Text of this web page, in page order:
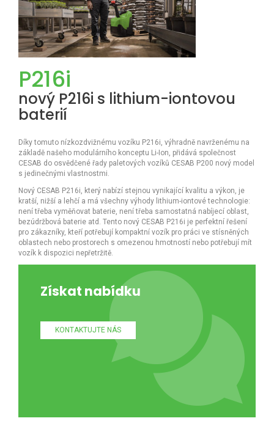
P216i
nový P216i s lithium-iontovou
baterií
Díky tomuto nízkozdvižnému vozíku P216i, výhradně navrženému na
základě našeho modulárního konceptu Li-Ion, přidává společnost
CESAB do osvědčené řady paletových vozíků CESAB P200 nový model
s jedinečnými vlastnostmi.
Nový CESAB P216i, který nabízí stejnou vynikající kvalitu a výkon, je
kratší, nižší a lehčí a má všechny výhody lithium-iontové technologie:
není třeba vyměňovat baterie, není třeba samostatná nabíjecí oblast,
bezúdržbová baterie atd. Tento nový CESAB P216i je perfektní řešení
pro zákazníky, kteří potřebují kompaktní vozík pro práci ve stísněných
oblastech nebo prostorech s omezenou hmotností nebo potřebují mít
vozík k dispozici nepřetržitě.
Získat nabídku
KONTAKTUJTE NÁS